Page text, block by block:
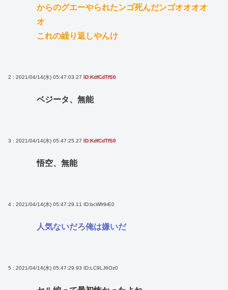
からのグエーやられたンゴ死んだンゴオオオオ
オ
これの繰り返しやんけ
2 : 2021/04/14(水) 05:47:03.27 ID:KdfCdTfS0
ベジータ、無能
3 : 2021/04/14(水) 05:47:25.27 ID:KdfCdTfS0
悟空、無能
4 : 2021/04/14(水) 05:47:29.11 ID:bcWfr9rE0
人気ないだろ俺は嫌いだ
5 : 2021/04/14(水) 05:47:29.93 ID:LC9LJ6Oz0